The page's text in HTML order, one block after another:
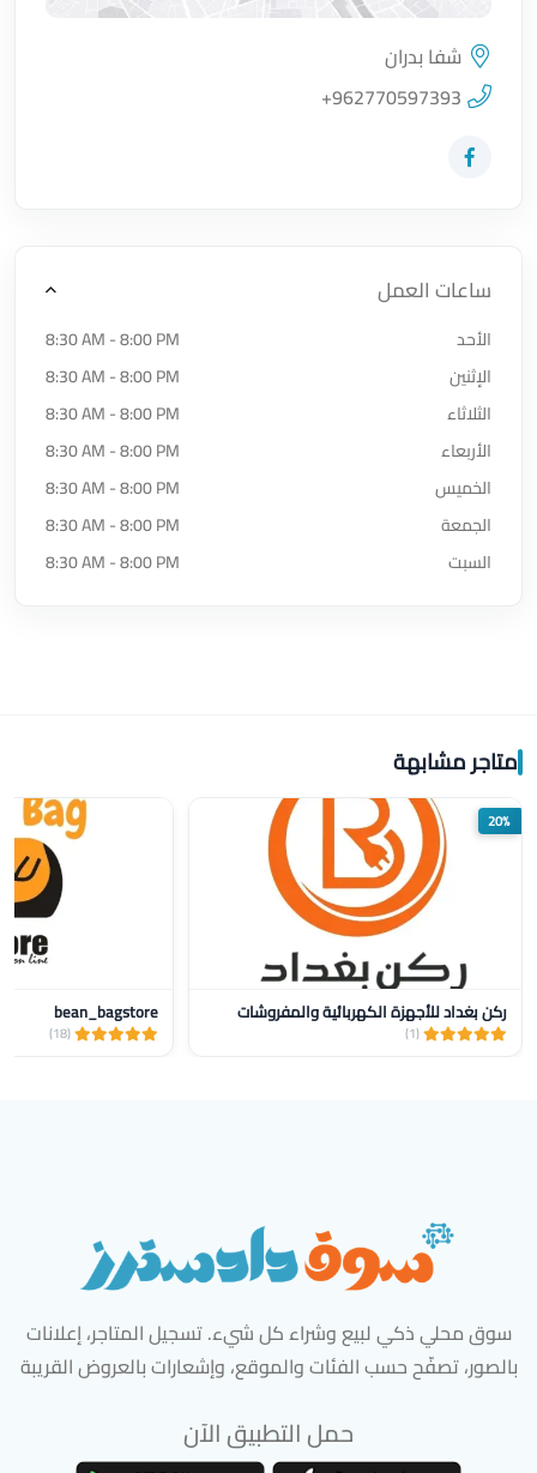
اضغط لتحميل الموقع
شفا بدران
+962770597393
زيارة حساب المتجر على Facebook-f
ساعات العمل
الأحد
8:30 AM - 8:00 PM
الإثنين
8:30 AM - 8:00 PM
الثلاثاء
8:30 AM - 8:00 PM
الأربعاء
8:30 AM - 8:00 PM
الخميس
8:30 AM - 8:00 PM
الجمعة
8:30 AM - 8:00 PM
السبت
8:30 AM - 8:00 PM
متاجر مشابهة
20%
ركن بغداد للأجهزة الكهربائية والمفروشات
(1)
bean_bagstore
(18)
سوق محلي ذكي لبيع وشراء كل شيء. تسجيل المتاجر، إعلانات
بالصور، تصفّح حسب الفئات والموقع، وإشعارات بالعروض القريبة
حمل التطبيق الآن